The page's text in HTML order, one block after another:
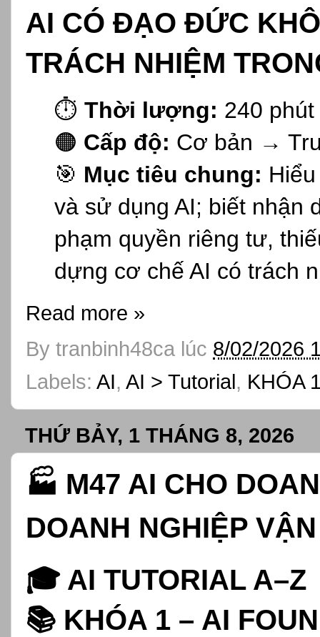
AI CÓ ĐẠO ĐỨC
TRÁCH NHIỆM
⏱️ Thời lượng: 240 phút
🟠 Cấp độ: Cơ bản →
🎯 Mục tiêu chung:
và sử dụng AI; biết nhận
phạm quyền riêng tư,
dựng cơ chế AI có trách
Read more »
By tranbinh48ca lúc 8/02/2026
Labels: AI, AI > Tutorial, KHÓA
THỨ BẢY, 1 THÁNG 8, 2026
🏭 M47 AI CHO
DOANH NGHIỆP
🎓 AI TUTORIAL A–Z
📚 KHÓA 1 – AI